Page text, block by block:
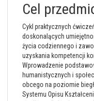
Cel
Cykl praktycznych
doskonalących
życia codziennego i
uzyskania kompetencji
Wprowadzenie
humanistycznych i
obcego na poziomie
Systemu Opisu